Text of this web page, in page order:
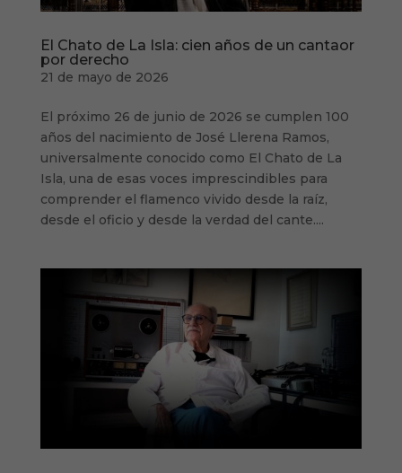
El Chato de La Isla: cien años de un cantaor
por derecho
21 de mayo de 2026
El próximo 26 de junio de 2026 se cumplen 100
años del nacimiento de José Llerena Ramos,
universalmente conocido como El Chato de La
Isla, una de esas voces imprescindibles para
comprender el flamenco vivido desde la raíz,
desde el oficio y desde la verdad del cante....